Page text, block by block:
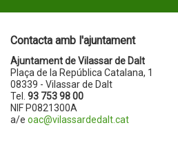
Contacta amb l'ajuntament
Ajuntament de Vilassar de Dalt
Plaça de la República Catalana, 1
08339 - Vilassar de Dalt
Tel. 93 753 98 00
NIF P0821300A
a/e oac@vilassardedalt.cat